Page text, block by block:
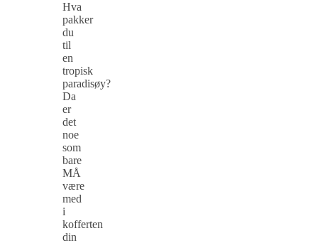
Hva
pakker
du
til
en
tropisk
paradisøy?
Da
er
det
noe
som
bare
MÅ
være
med
i
kofferten
din